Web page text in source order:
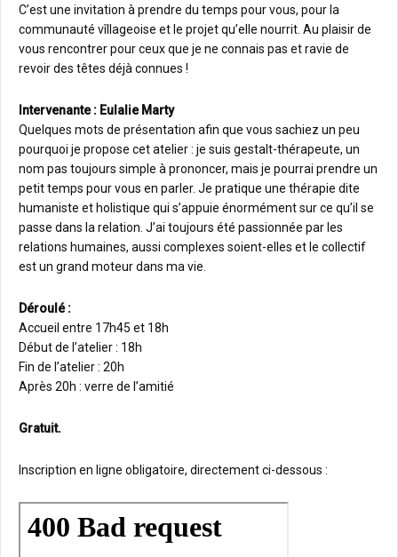
C’est une invitation à prendre du temps pour vous, pour la
communauté vîllageoise et le projet qu’elle nourrit. Au plaisir de
vous rencontrer pour ceux que je ne connais pas et ravie de
revoir des têtes déjà connues !
Intervenante : Eulalie Marty
Quelques mots de présentation afin que vous sachiez un peu
pourquoi je propose cet atelier : je suis gestalt-thérapeute, un
nom pas toujours simple à prononcer, mais je pourrai prendre un
petit temps pour vous en parler. Je pratique une thérapie dite
humaniste et holistique qui s’appuie énormément sur ce qu’il se
passe dans la relation. J’ai toujours été passionnée par les
relations humaines, aussi complexes soient-elles et le collectif
est un grand moteur dans ma vie.
Déroulé :
Accueil entre 17h45 et 18h
Début de l’atelier : 18h
Fin de l’atelier : 20h
Après 20h : verre de l’amitié
Gratuit.
Inscription en ligne obligatoire, directement ci-dessous :